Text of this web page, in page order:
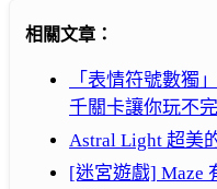
相關文章：
「表情符號數獨
千關卡讓你玩不完
Astral Light 超美
[迷宮遊戲] Maze